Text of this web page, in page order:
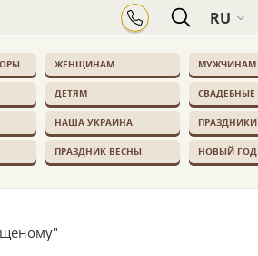
RU
ЖЕНЩИНАМ МУЖЧИНАМ
ДЕТЯМ СВАДЕБНЫЕ
НАША УКРАИНА ПРАЗДНИКИ
ПРАЗДНИК ВЕСНЫ НОВЫЙ ГОД